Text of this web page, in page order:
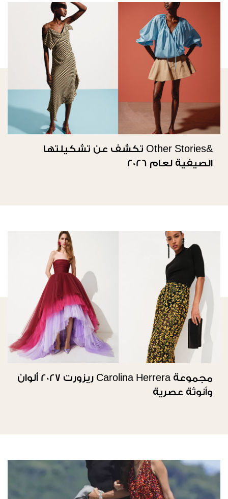
&Other Stories تكشف عن تشكيلتها
الصيفية لعام 2026
مجموعة Carolina Herrera ريزورت 2027 ألوان
وأنوثة عصرية